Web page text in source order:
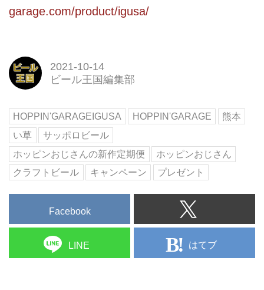
garage.com/product/igusa/
2021-10-14
ビール王国編集部
HOPPIN'GARAGEIGUSA HOPPIN'GARAGE
熊本
い草
サッポロビール
ホッピンおじさんの新作定期便
ホッピンおじさん
クラフトビール
キャンペーン プレゼント
Facebook
LINE はてブ